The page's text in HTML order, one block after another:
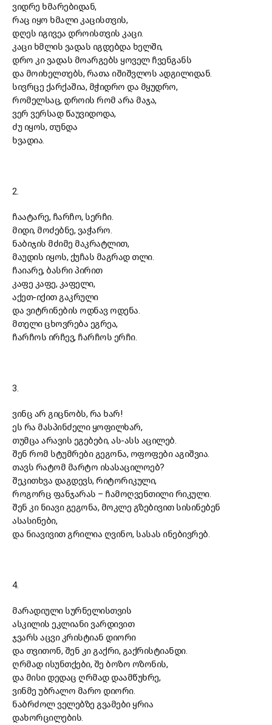
ვიდრე ხმარებიდან,
რაც იყო ხმალი კაცისთვის,
დღეს იგივეა დროისთვის კაცი.
კაცი ხმლის ვადას იგდებდა ხელში,
დრო კი ვადას მოარგებს ყოველ ჩვენგანს
და მოიხელთებს, რათა იშიშვლოს ადგილიდან.
სივრცე ქარქაშია, მჭიდრო და მყუდრო,
რომელსაც, დროის რომ არა მაჯა,
ვერ ვერსად წაუვიდოდა,
ძუ იყოს, თუნდა
ხვადია.
2.
ჩაატარე, ჩარჩო, სერჩი.
მიდი, მოძებნე, ვაჭარო.
ნაბიჯის მძიმე მაკრატლით,
მაუდის იყოს, ქუჩას მაგრად თლი.
ჩაიარე, ბასრი პირით
კაფე კაფე, კაფელი,
აქეთ-იქით გაკრული
და ვიტრინების ოდნავ ოდენა.
მთელი ცხოვრება ეგრეა,
ჩარჩოს ირჩევ, ჩარჩოს ერჩი.
3.
ვინც არ გიცნობს, რა ხარ!
ეს რა მასპინძელი ყოფილხარ,
თუმცა არავის ეგებები, ას-ასს აცილებ.
შენ რომ სტუმრები გეგონა, ოფოფები აგიშვია.
თავს რატომ მარტო ისასაცილოებ?
შეკითხვა დაგდევს, რიტორიკული,
როგორც ფანჯარას – ჩამოღვენთილი რიკული.
შენ კი ნიავი გეგონა, მოკლე გზებივით სისინებენ
ასასინები,
და ნიავივით გრილია ღვინო, სასას ინებივრებ.
4.
მარადიული სურნელისთვის
ასკილის ეკლიანი ვარდივით
ჯვარს აცვი კრისტიან დიორი
და თვითონ, შენ კი გაქრი, გაქრისტიანდი.
ღრმად ისუნთქები, შე ბოზო ოზონის,
და მისი დედაც ღრმად დაამწუხრე,
ვინმე უბრალო მარო დიორი.
ნაბრძოლ ველებზე გვამები ყრია
დახორცილების.